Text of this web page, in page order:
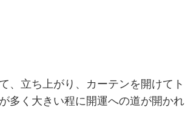
、立ち上がり、カーテンを開けてト
多く大きい程に開運への道が開かれ